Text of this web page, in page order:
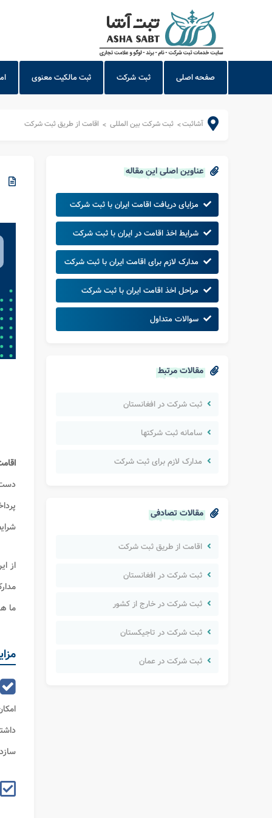
صفحه اصلی ثبت شرکت ثبت مالکیت معنوی
آشاثبت> ثبت شرکت بین المللی > اقامت از طریق ثبت شرکت
عناوین اصلی این مقاله
مزایای دریافت اقامت ایران با ثبت شرکت
شرایط اخذ اقامت در ایران با ثبت شرکت
مدارک لازم برای اقامت ایران با ثبت شرکت
مراحل اخذ اقامت ایران با ثبت شرکت
سوالات متداول
مقالات مرتبط
ثبت شرکت در افغانستان
سامانه ثبت شرکتها
مدارک لازم برای ثبت شرکت
مقالات تصادفی
اقامت از طریق ثبت شرکت
ثبت شرکت در افغانستان
ثبت شرکت در خارج از کشور
ثبت شرکت در تاجیکستان
ثبت شرکت در عمان
از
ما
سازد